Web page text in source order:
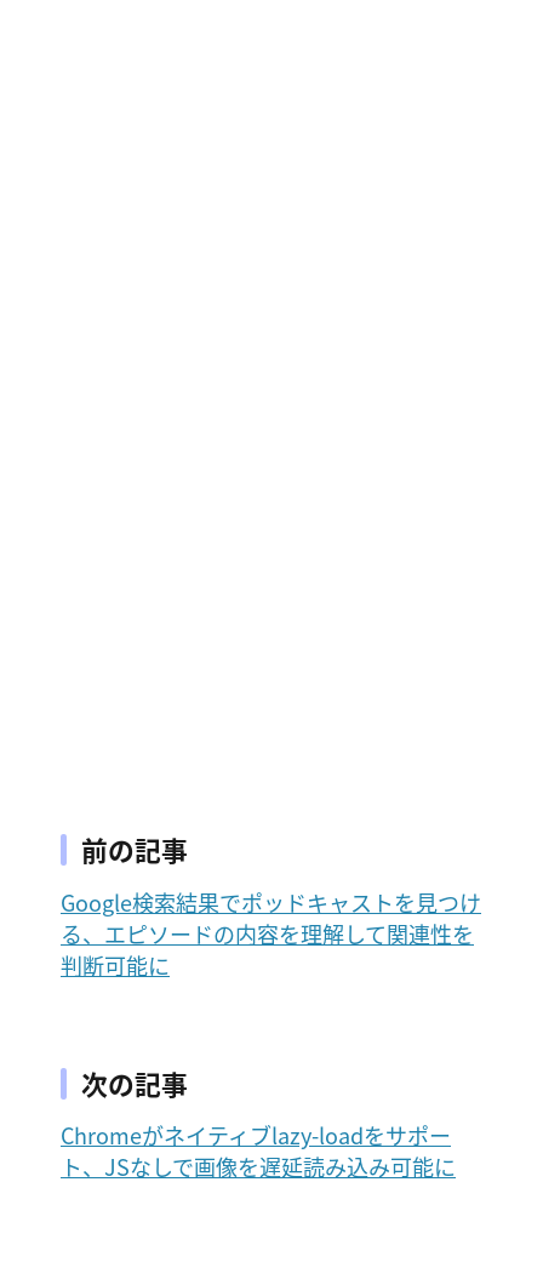
前の記事
Google検索結果でポッドキャストを見つけ
る、エピソードの内容を理解して関連性を
判断可能に
次の記事
Chromeがネイティブlazy-loadをサポー
ト、JSなしで画像を遅延読み込み可能に